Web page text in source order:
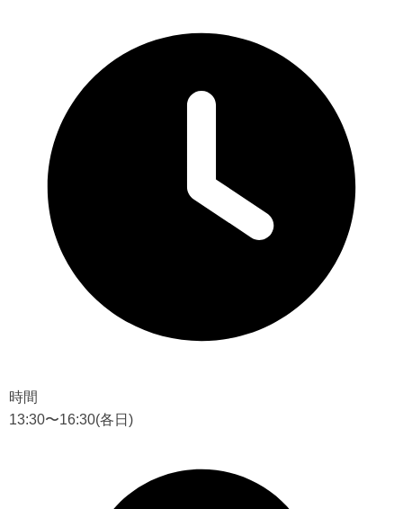
時間
13:30〜16:30(各日)